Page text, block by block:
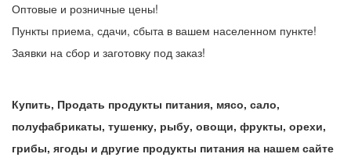
Оптовые и розничные цены!
Пункты приема, сдачи, сбыта в вашем населенном пункте!
Заявки на сбор и заготовку под заказ!
Купить, Продать продукты питания, мясо, сало,
полуфабрикаты, тушенку, рыбу, овощи, фрукты, орехи,
грибы, ягоды и другие продукты питания на нашем сайте